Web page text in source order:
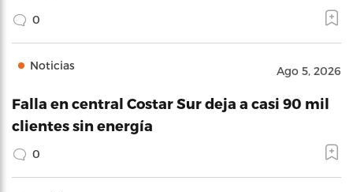
0
Noticias Ago 5, 2026
Falla en central Costar Sur deja a casi 90 mil
clientes sin energía
0